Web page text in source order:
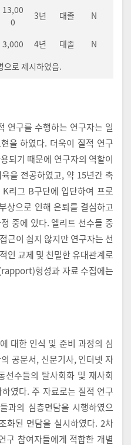
13,00
0
3년 대졸
N
3,000 4년 대졸
N
으로 제시하였음.
연구를 수행하는 연구자는 일
을 하였다. 더욱이 질적 연구
되기 때문에 연구자의 역할이
을 전공하였고, 약 15년간 축
리그 B구단에 입단하여 프로
상으로 인해 은퇴를 결심하고
중에 있다. 엘리트 선수들 중
근이 쉽지 않지만 연구자는 선
인 교제 및 친밀한 유대관계로
형성과 자료 수집에는
대한 인식 및 준비 과정의 심
공문서, 신문기사, 인터넷 자
선수들의 탈사회화 및 재사회
였다. 주 자료로는 질적 연구
과의 심층면담을 시행하였으
화된 면담을 실시하였다. 2차
구 참여자들에게 적합한 개별